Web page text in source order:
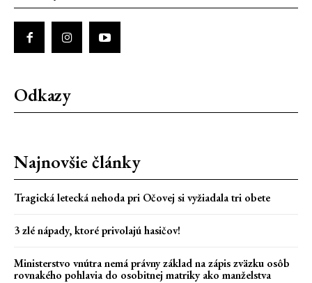
Odkazy
Najnovšie články
Tragická letecká nehoda pri Očovej si vyžiadala tri obete
3 zlé nápady, ktoré privolajú hasičov!
Ministerstvo vnútra nemá právny základ na zápis zväzku osôb
rovnakého pohlavia do osobitnej matriky ako manželstva